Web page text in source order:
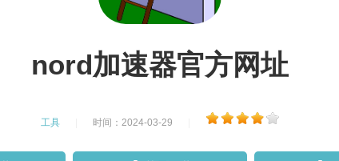
nord加速器官方网址
工具 时间：2024-03-29